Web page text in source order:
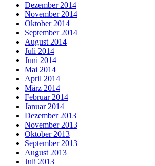
Dezember 2014
November 2014
Oktober 2014
September 2014
August 2014
Juli 2014
Juni 2014
Mai 2014
April 2014
März 2014
Februar 2014
Januar 2014
Dezember 2013
November 2013
Oktober 2013
September 2013
August 2013
Juli 2013